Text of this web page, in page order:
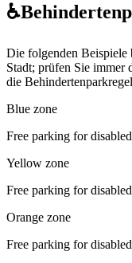
♿
Die folgenden Beispiele
Stadt; prüfen Sie immer
die
Blue zone
Free parking for
Yellow zone
Free parking for
Orange zone
Free parking for